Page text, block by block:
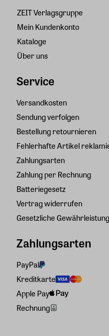
ZEIT Verlagsgruppe
Mein Kundenkonto
Kataloge
Über uns
Service
Versandkosten
Sendung verfolgen
Bestellung retournieren
Fehlerhafte Artikel
Zahlungsarten
Zahlung per Rechnung
Batteriegesetz
Vertrag widerrufen
Gesetzliche Gewährleistung
Zahlungsarten
PayPal
Kreditkarte
Apple Pay
Rechnung